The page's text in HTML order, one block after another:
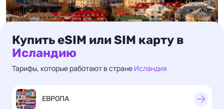
Купить eSIM или SIM карту в
Исландию
Тарифы, которые работают в стране Исландия
ЕВРОПА